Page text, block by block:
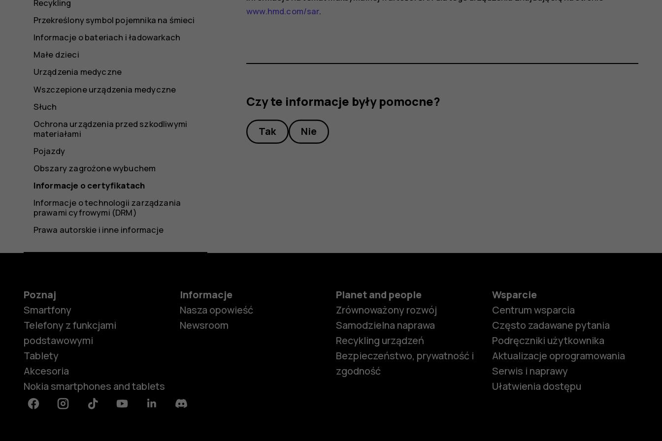
www.hmd.com/sar.
Czy te informacje były pomocne?
Tak Nie
Recykling
Przekreślony symbol pojemnika na śmieci
Informacje o bateriach i ładowarkach
Małe dzieci
Urządzenia medyczne
Wszczepione urządzenia medyczne
Słuch
Ochrona urządzenia przed szkodliwymi
materiałami
Pojazdy
Obszary zagrożone wybuchem
Informacje o certyfikatach
Informacje o technologii zarządzania
prawami cyfrowymi (DRM)
Prawa autorskie i inne informacje
Poznaj
Smartfony
Telefony z funkcjami
podstawowymi
Tablety
Akcesoria
Nokia smartphones and tablets
Informacje
Nasza opowieść
Newsroom
Planet and people
Zrównoważony rozwój
Samodzielna naprawa
Recykling urządzeń
Bezpieczeństwo, prywatność i
zgodność
Wsparcie
Centrum wsparcia
Często zadawane pytania
Podręczniki użytkownika
Aktualizacje oprogramowania
Serwis i naprawy
Ułatwienia dostępu
FacebookInstagramTiktok YoutubeLinkedinDiscord